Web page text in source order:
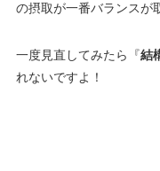
の摂取が一番バランスが
一度見直してみたら『結
れないですよ！